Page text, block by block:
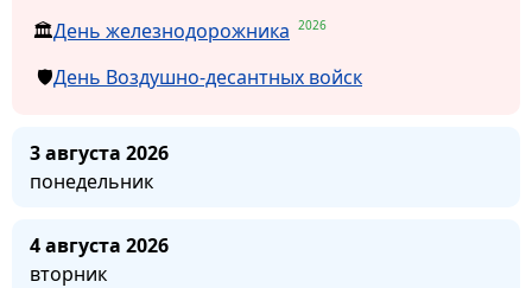
День железнодорожника 2026
День Воздушно-десантных войск
3 августа 2026
понедельник
4 августа 2026
вторник